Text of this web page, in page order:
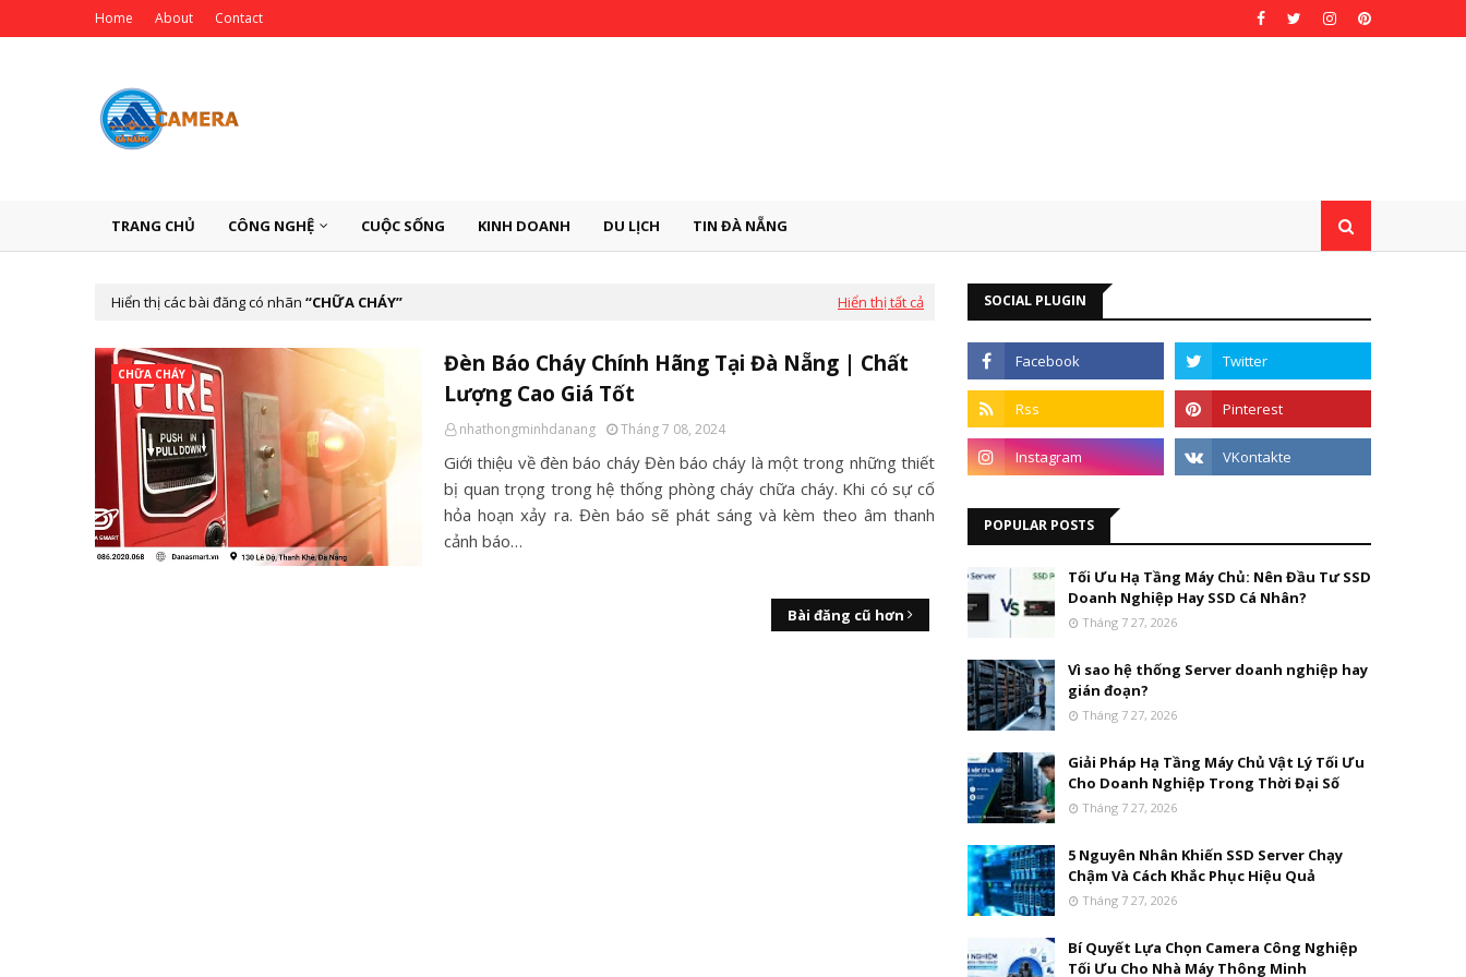
Home About Contact
TRANG CHỦ CÔNG NGHỆ CUỘC SỐNG KINH DOANH DU LỊCH TIN ĐÀ NẴNG
Hiển thị các bài đăng có nhãn CHỮA CHÁY Hiển thị tất cả
CHỮA CHÁY
Đèn Báo Cháy Chính Hãng Tại Đà Nẵng | Chất
Lượng Cao Giá Tốt
nhathongminhdanang Tháng 7 08, 2024
Giới thiệu về đèn báo cháy Đèn báo cháy là một trong những thiết
bị quan trọng trong hệ thống phòng cháy chữa cháy. Khi có sự cố
hỏa hoạn xảy ra. Đèn báo sẽ phát sáng và kèm theo âm thanh
cảnh báo…
Bài đăng cũ hơn
SOCIAL PLUGIN
POPULAR POSTS
Tối Ưu Hạ Tầng Máy Chủ: Nên Đầu Tư SSD
Doanh Nghiệp Hay SSD Cá Nhân?
Tháng 7 27, 2026
Vì sao hệ thống Server doanh nghiệp hay
gián đoạn?
Tháng 7 27, 2026
Giải Pháp Hạ Tầng Máy Chủ Vật Lý Tối Ưu
Cho Doanh Nghiệp Trong Thời Đại Số
Tháng 7 27, 2026
5 Nguyên Nhân Khiến SSD Server Chạy
Chậm Và Cách Khắc Phục Hiệu Quả
Tháng 7 27, 2026
Bí Quyết Lựa Chọn Camera Công Nghiệp
Tối Ưu Cho Nhà Máy Thông Minh